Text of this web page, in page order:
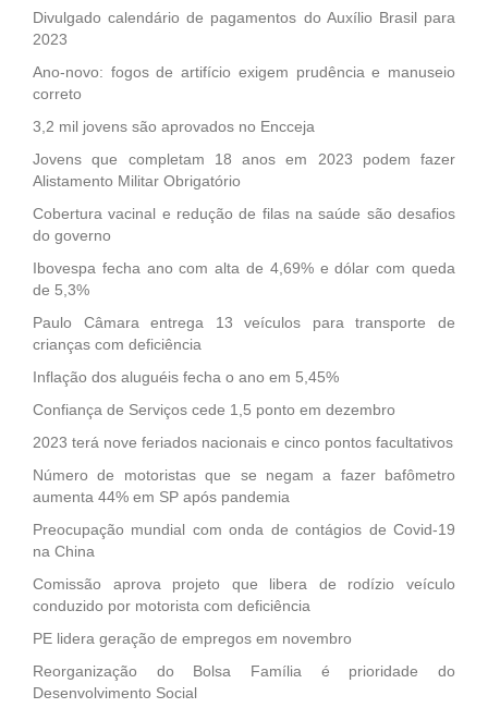
Divulgado calendário de pagamentos do Auxílio Brasil para
2023
Ano-novo: fogos de artifício exigem prudência e manuseio
correto
3,2 mil jovens são aprovados no Encceja
Jovens que completam 18 anos em 2023 podem fazer
Alistamento Militar Obrigatório
Cobertura vacinal e redução de filas na saúde são desafios
do governo
Ibovespa fecha ano com alta de 4,69% e dólar com queda
de 5,3%
Paulo Câmara entrega 13 veículos para transporte de
crianças com deficiência
Inflação dos aluguéis fecha o ano em 5,45%
Confiança de Serviços cede 1,5 ponto em dezembro
2023 terá nove feriados nacionais e cinco pontos facultativos
Número de motoristas que se negam a fazer bafômetro
aumenta 44% em SP após pandemia
Preocupação mundial com onda de contágios de Covid-19
na China
Comissão aprova projeto que libera de rodízio veículo
conduzido por motorista com deficiência
PE lidera geração de empregos em novembro
Reorganização do Bolsa Família é prioridade do
Desenvolvimento Social